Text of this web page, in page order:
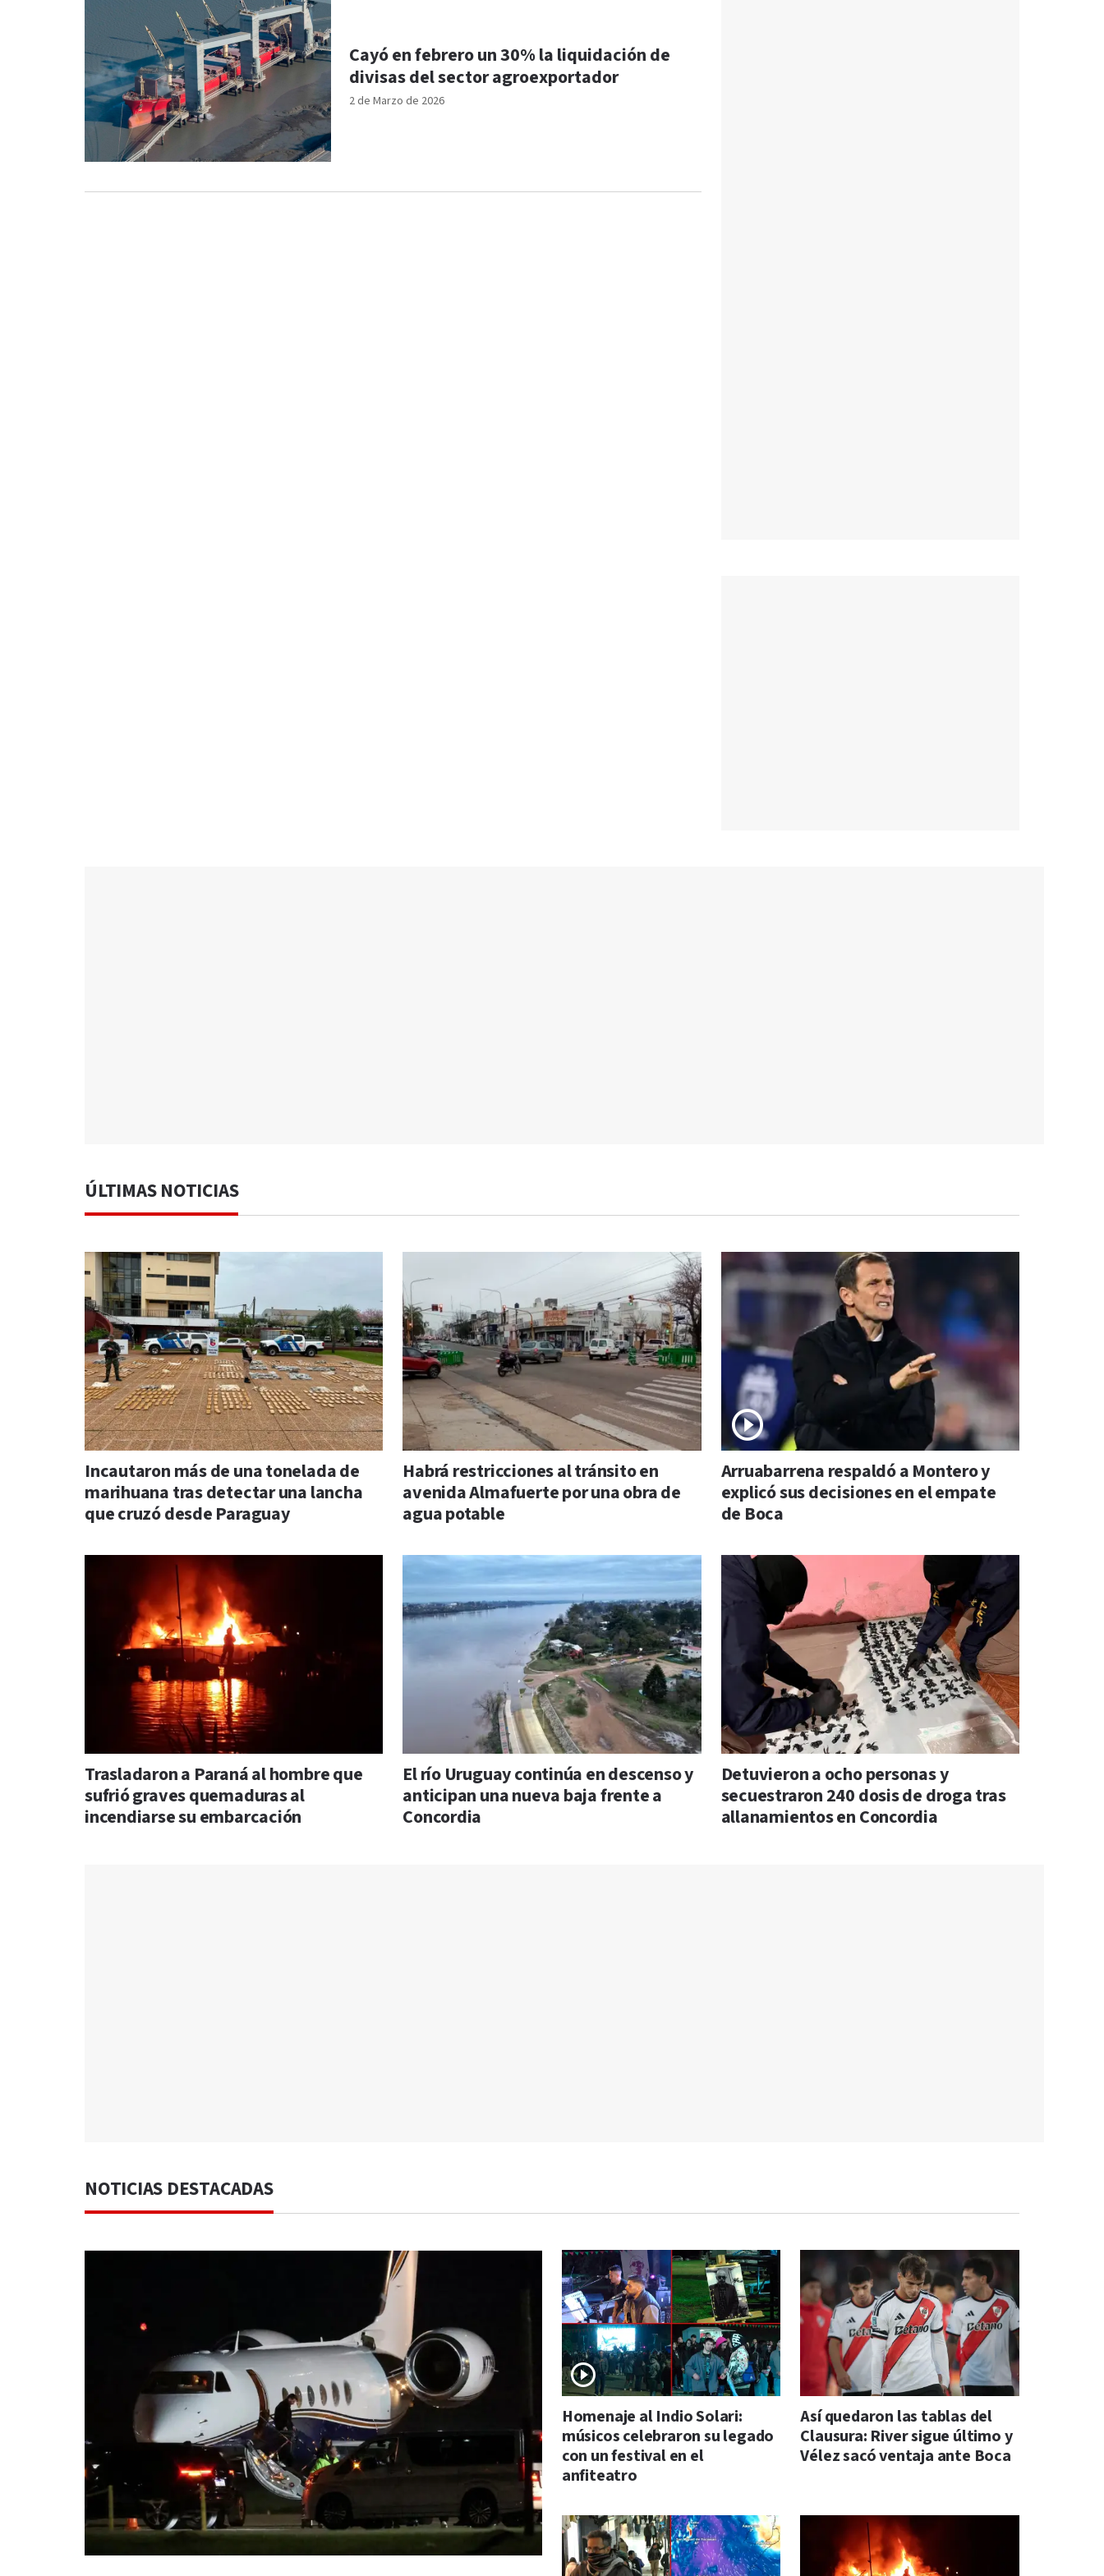
2 de Marzo de 2026
Cayó en febrero un 30% la liquidación de
divisas del sector agroexportador
ÚLTIMAS NOTICIAS
Incautaron más de una tonelada de
marihuana tras detectar una lancha
que cruzó desde Paraguay
Habrá restricciones al tránsito en
avenida Almafuerte por una obra de
agua potable
Arruabarrena respaldó a Montero y
explicó sus decisiones en el empate
de Boca
Trasladaron a Paraná al hombre que
sufrió graves quemaduras al
incendiarse su embarcación
El río Uruguay continúa en descenso y
anticipan una nueva baja frente a
Concordia
Detuvieron a ocho personas y
secuestraron 240 dosis de droga tras
allanamientos en Concordia
NOTICIAS DESTACADAS
Homenaje al Indio Solari:
músicos celebraron su legado
con un festival en el
anfiteatro
Así quedaron las tablas del
Clausura: River sigue último y
Vélez sacó ventaja ante Boca